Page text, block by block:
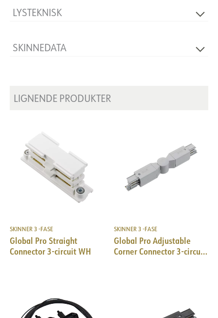
LYSTEKNISK
SKINNEDATA
LIGNENDE PRODUKTER
SKINNER 3 -FASE
Global Pro Straight
Connector 3-circuit WH
SKINNER 3 -FASE
Global Pro Adjustable
Corner Connector 3-circuit